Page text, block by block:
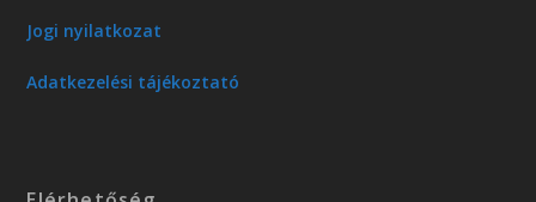
Jogi nyilatkozat
Adatkezelési tájékoztató